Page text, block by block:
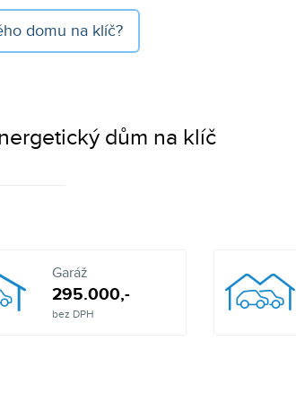
domu na klíč?
dům na klíč
Garáž
295.000,-
bez DPH